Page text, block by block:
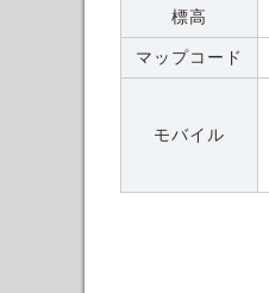
標高
マップコード
モバイル